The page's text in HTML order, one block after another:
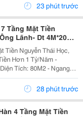
Ôtô Giá 18T500...
23 phút trước
Tầng Mặt Tiền
Lãnh- Dt 4M*20M
Đều Hơn 1 Tỷ/Năm-
Tiền Nguyễn Thái Học,
Hơn 1 Tỷ/Năm -
Tích: 80M2 - Ngang
Thang Máy - 12 Phòng Mỗi
Khai Thác Full...28 phút trước
4 Tầng Mặt Tiền